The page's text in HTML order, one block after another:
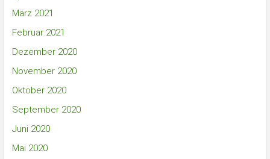
März 2021
Februar 2021
Dezember 2020
November 2020
Oktober 2020
September 2020
Juni 2020
Mai 2020